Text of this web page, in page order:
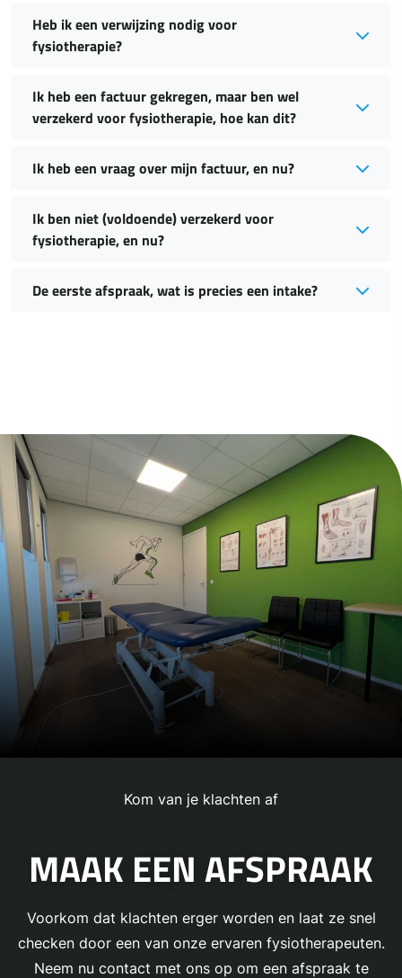
Heb ik een verwijzing nodig voor
fysiotherapie?
Ik heb een factuur gekregen, maar ben wel
verzekerd voor fysiotherapie, hoe kan dit?
Ik heb een vraag over mijn factuur, en nu?
Ik ben niet (voldoende) verzekerd voor
fysiotherapie, en nu?
De eerste afspraak, wat is precies een intake?
Kom van je klachten af
MAAK EEN AFSPRAAK
Voorkom dat klachten erger worden en laat ze snel
checken door een van onze ervaren fysiotherapeuten.
Neem nu contact met ons op om een afspraak te